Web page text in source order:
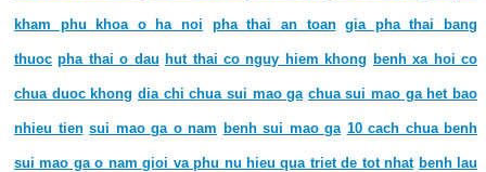
kham phu khoa o ha noi pha thai an toan gia pha thai bang
thuoc pha thai o dau hut thai co nguy hiem khong benh xa hoi co
chua duoc khong dia chi chua sui mao ga chua sui mao ga het bao
nhieu tien sui mao ga o nam benh sui mao ga 10 cach chua benh
sui mao ga o nam gioi va phu nu hieu qua triet de tot nhat benh lau